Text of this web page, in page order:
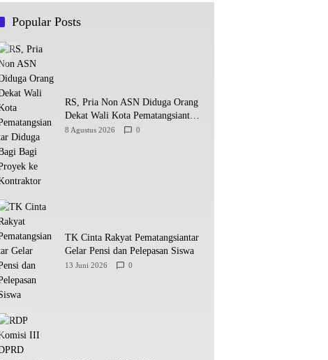
Popular Posts
RS, Pria Non ASN Diduga Orang
Dekat Wali Kota Pematangsiantar
Diduga Bagi Bagi Proyek ke
8 Agustus 2026 0
TK Cinta Rakyat Pematangsiantar
Gelar Pensi dan Pelepasan Siswa
13 Juni 2026 0